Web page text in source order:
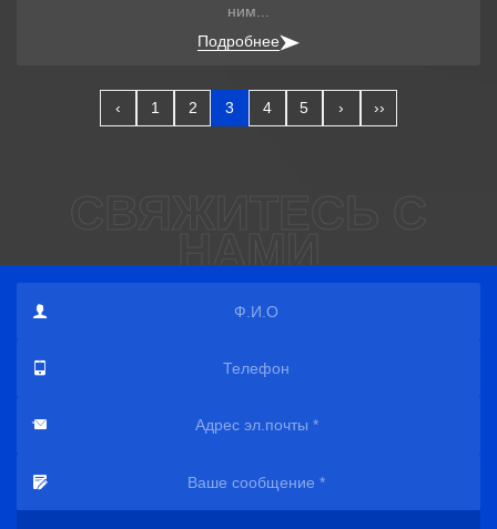
ним...
Подробнее
‹ 1 2 3 4 5 › ››
НАМИ